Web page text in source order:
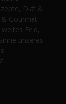
Diät &
Gourmet
Feld,
unseres